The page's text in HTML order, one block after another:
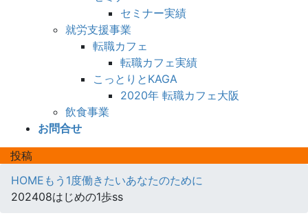
セミナー実績
就労支援事業
転職カフェ
転職カフェ実績
こっとりとKAGA
2020年 転職カフェ大阪
飲食事業
お問合せ
投稿
HOME もう1度働きたいあなたのために
202408はじめの1歩ss